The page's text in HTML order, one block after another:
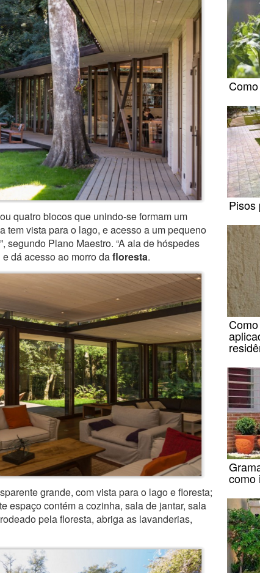
quatro blocos que unindo-se formam um
tem vista para o lago, e acesso a um pequeno
segundo Plano Maestro. “A ala de hóspedes
dá acesso ao morro dafloresta.
grande, com vista para o lago e floresta;
espaço contém a cozinha, sala de jantar, sala
pela floresta, abriga as lavanderias,
Pisos
como